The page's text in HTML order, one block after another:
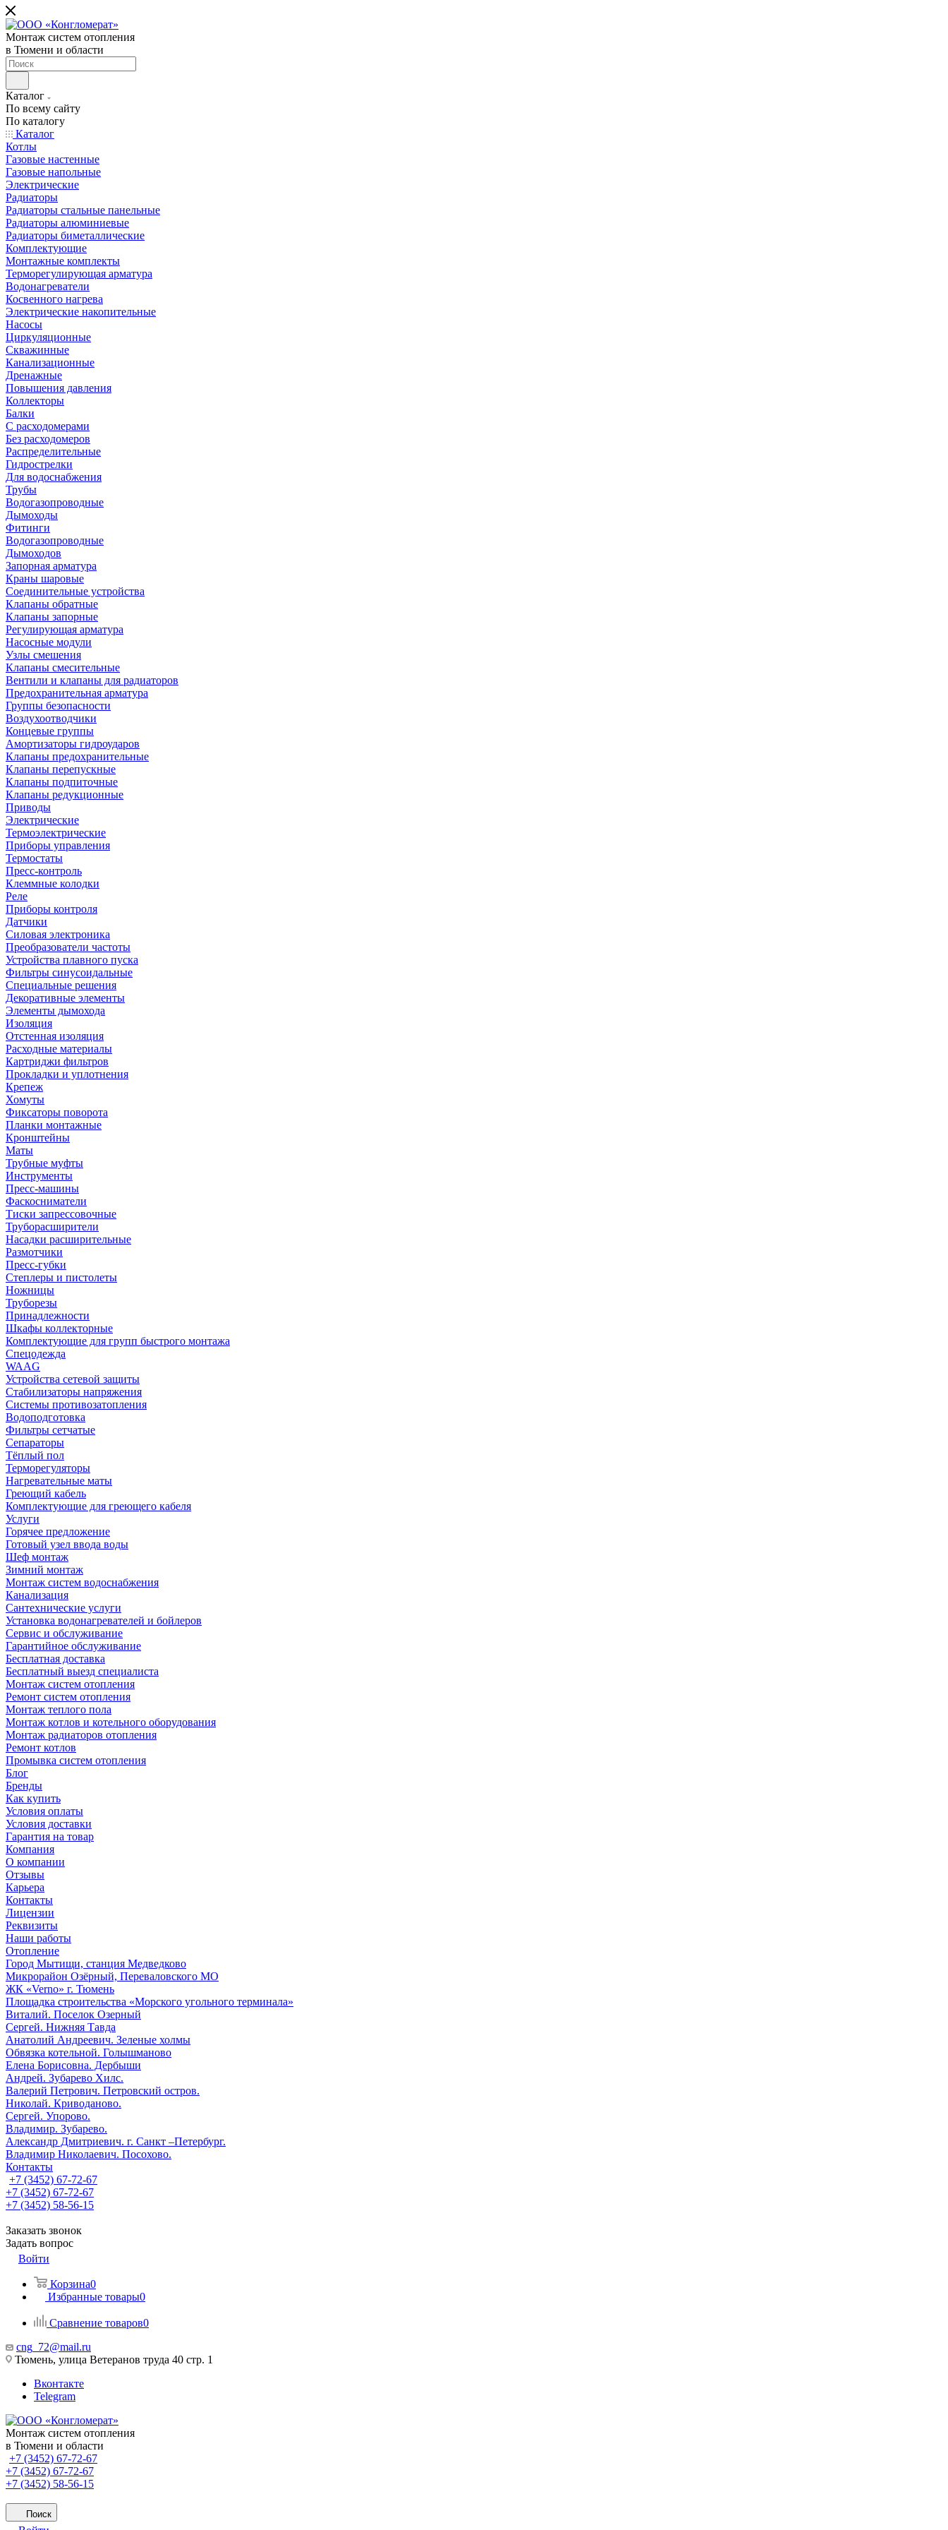
Монтаж систем отопления
в Тюмени и области
Каталог
По всему сайту
По каталогу
Каталог
Котлы
Газовые настенные
Газовые напольные
Электрические
Радиаторы
Радиаторы стальные панельные
Радиаторы алюминиевые
Радиаторы биметаллические
Комплектующие
Монтажные комплекты
Терморегулирующая арматура
Водонагреватели
Косвенного нагрева
Электрические накопительные
Насосы
Циркуляционные
Скважинные
Канализационные
Дренажные
Повышения давления
Коллекторы
Балки
С расходомерами
Без расходомеров
Распределительные
Гидрострелки
Для водоснабжения
Трубы
Водогазопроводные
Дымоходы
Фитинги
Водогазопроводные
Дымоходов
Запорная арматура
Краны шаровые
Соединительные устройства
Клапаны обратные
Клапаны запорные
Регулирующая арматура
Насосные модули
Узлы смешения
Клапаны смесительные
Вентили и клапаны для радиаторов
Предохранительная арматура
Группы безопасности
Воздухоотводчики
Концевые группы
Амортизаторы гидроударов
Клапаны предохранительные
Клапаны перепускные
Клапаны подпиточные
Клапаны редукционные
Приводы
Электрические
Термоэлектрические
Приборы управления
Термостаты
Пресс-контроль
Клеммные колодки
Реле
Приборы контроля
Датчики
Силовая электроника
Преобразователи частоты
Устройства плавного пуска
Фильтры синусоидальные
Специальные решения
Декоративные элементы
Элементы дымохода
Изоляция
Отстенная изоляция
Расходные материалы
Картриджи фильтров
Прокладки и уплотнения
Крепеж
Хомуты
Фиксаторы поворота
Планки монтажные
Кронштейны
Маты
Трубные муфты
Инструменты
Пресс-машины
Фаскосниматели
Тиски запрессовочные
Труборасширители
Насадки расширительные
Размотчики
Пресс-губки
Степлеры и пистолеты
Ножницы
Труборезы
Принадлежности
Шкафы коллекторные
Комплектующие для групп быстрого монтажа
Спецодежда
WAAG
Устройства сетевой защиты
Стабилизаторы напряжения
Системы противозатопления
Водоподготовка
Фильтры сетчатые
Сепараторы
Тёплый пол
Терморегуляторы
Нагревательные маты
Греющий кабель
Комплектующие для греющего кабеля
Услуги
Горячее предложение
Готовый узел ввода воды
Шеф монтаж
Зимний монтаж
Монтаж систем водоснабжения
Канализация
Сантехнические услуги
Установка водонагревателей и бойлеров
Сервис и обслуживание
Гарантийное обслуживание
Бесплатная доставка
Бесплатный выезд специалиста
Монтаж систем отопления
Ремонт систем отопления
Монтаж теплого пола
Монтаж котлов и котельного оборудования
Монтаж радиаторов отопления
Ремонт котлов
Промывка систем отопления
Блог
Бренды
Как купить
Условия оплаты
Условия доставки
Гарантия на товар
Компания
О компании
Отзывы
Карьера
Контакты
Лицензии
Реквизиты
Наши работы
Отопление
Город Мытищи, станция Медведково
Микрорайон Озёрный, Переваловского МО
ЖК «Verno» г. Тюмень
Площадка строительства «Морского угольного терминала»
Виталий. Поселок Озерный
Сергей. Нижняя Тавда
Анатолий Андреевич. Зеленые холмы
Обвязка котельной. Голышманово
Елена Борисовна. Дербыши
Андрей. Зубарево Хилс.
Валерий Петрович. Петровский остров.
Николай. Криводаново.
Сергей. Упорово.
Владимир. Зубарево.
Александр Дмитриевич. г. Санкт –Петербург.
Владимир Николаевич. Посохово.
Контакты
+7 (3452) 67-72-67
+7 (3452) 67-72-67
+7 (3452) 58-56-15
Заказать звонок
Задать вопрос
Войти
Корзина0
Избранные товары0
Сравнение товаров0
cng_72@mail.ru
Тюмень, улица Ветеранов труда 40 стр. 1
Вконтакте
Telegram
Монтаж систем отопления
в Тюмени и области
+7 (3452) 67-72-67
+7 (3452) 67-72-67
+7 (3452) 58-56-15
Поиск